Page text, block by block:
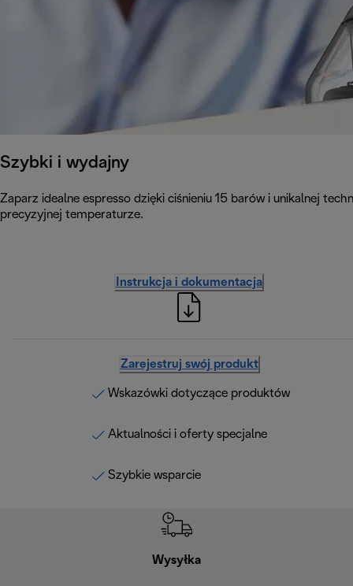
Szybki i wydajny
Zaparz idealne espresso dzięki ciśnieniu 15 barów i unikalnej
precyzyjnej temperaturze.
Instrukcja i dokumentacja
Zarejestruj swój produkt
Wskazówki dotyczące produktów
Aktualności i oferty specjalne
Szybkie wsparcie
Wysyłka